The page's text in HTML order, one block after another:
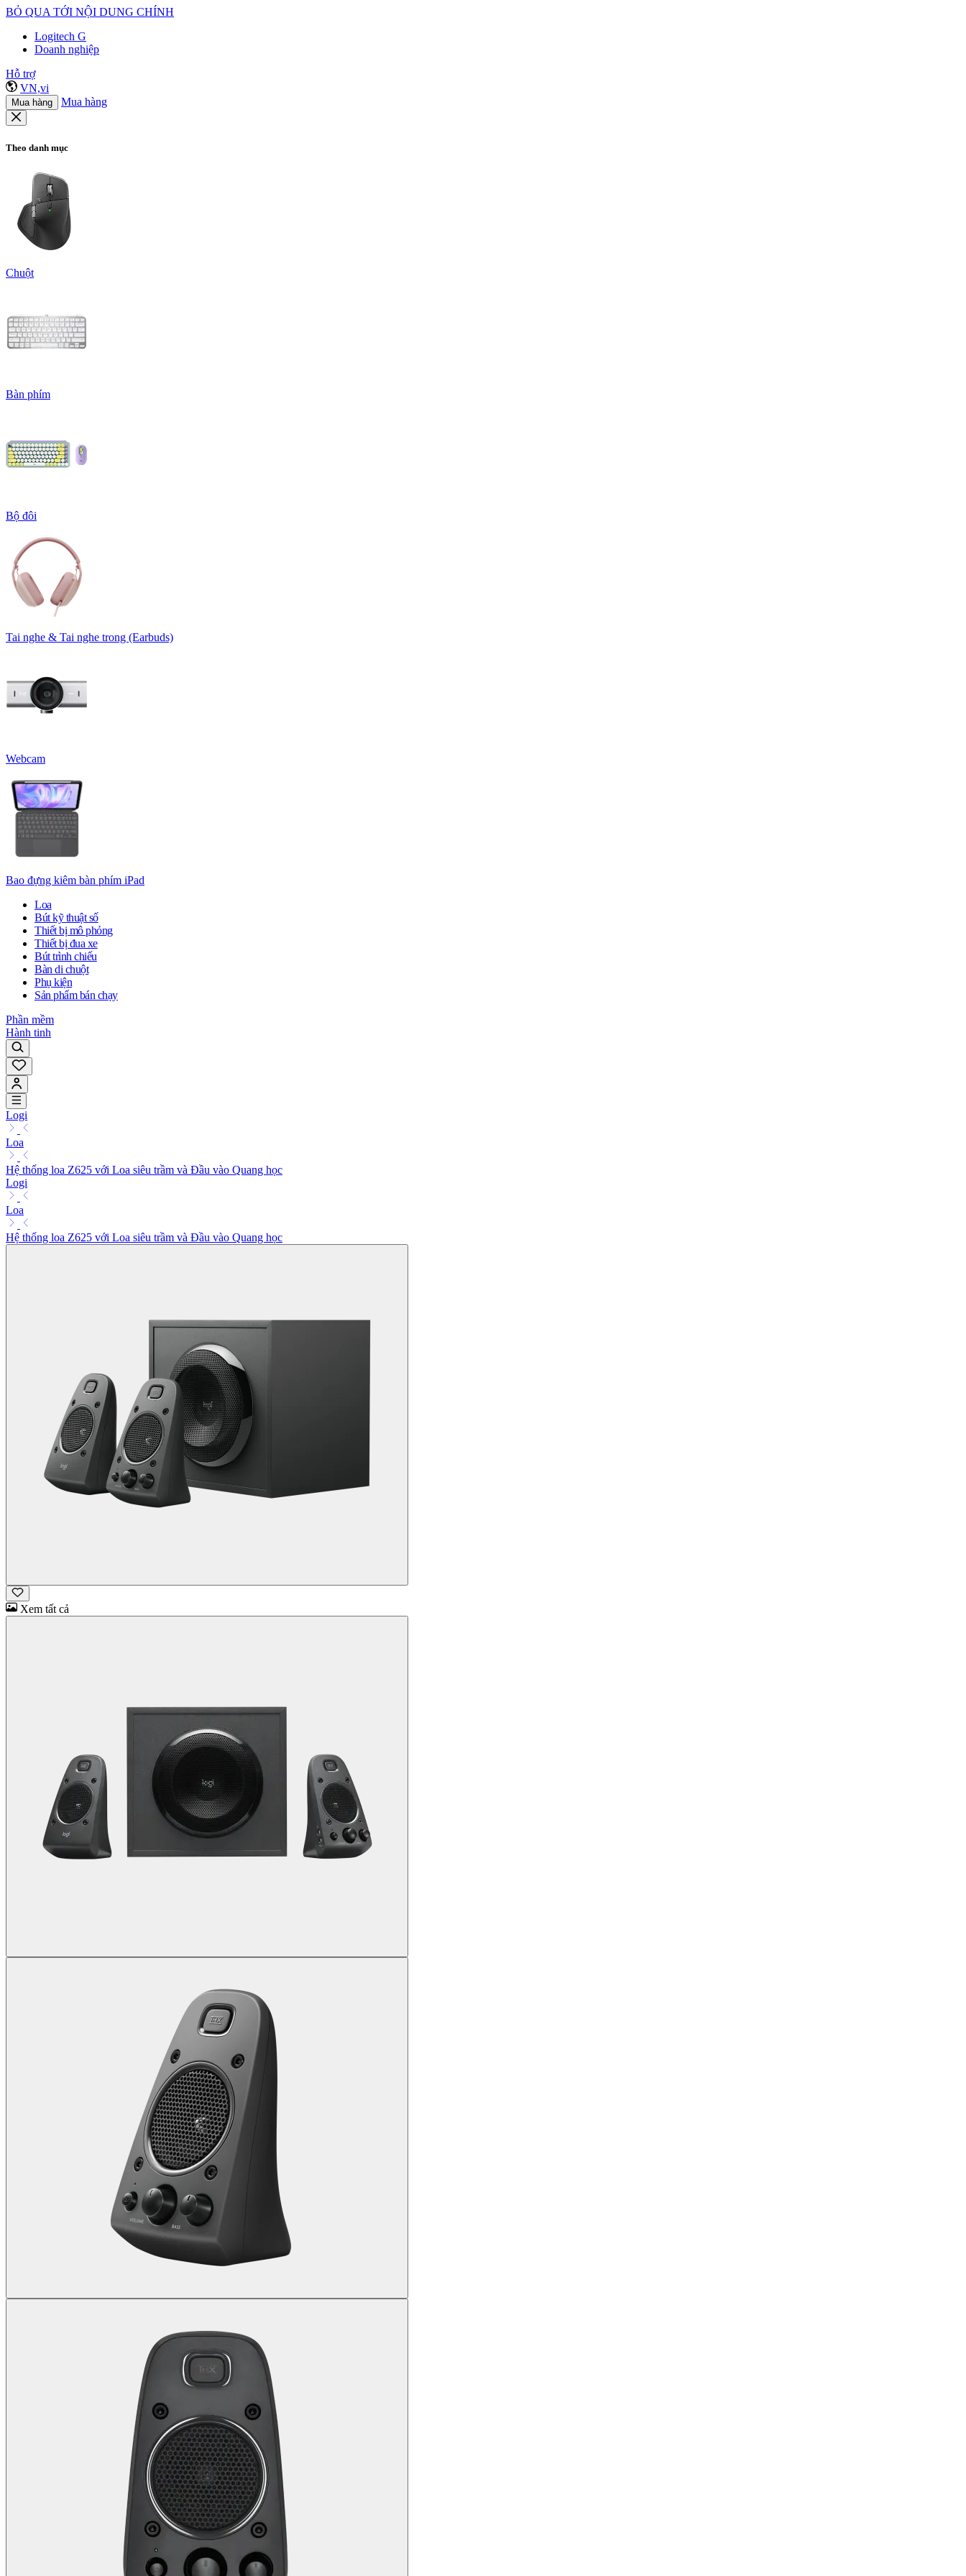
BỎ QUA TỚI NỘI DUNG CHÍNH
Logitech G
Doanh nghiệp
Hỗ trợ
VN,vi
Mua hàng Mua hàng
Theo danh mục
Chuột
Bàn phím
Bộ đôi
Tai nghe & Tai nghe trong (Earbuds)
Webcam
Bao đựng kiêm bàn phím iPad
Loa
Bút kỹ thuật số
Thiết bị mô phỏng
Thiết bị đua xe
Bút trình chiếu
Bàn di chuột
Phụ kiện
Sản phẩm bán chạy
Phần mềm
Hành tinh
Logi
Loa
Hệ thống loa Z625 với Loa siêu trầm và Đầu vào Quang học
Logi
Loa
Hệ thống loa Z625 với Loa siêu trầm và Đầu vào Quang học
Xem tất cả